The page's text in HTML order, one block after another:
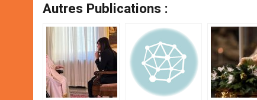
Autres Publications :